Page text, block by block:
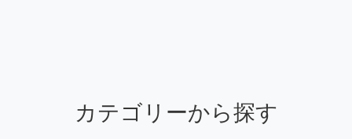
カテゴリーから探す